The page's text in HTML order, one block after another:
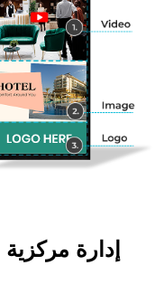
إدارة مركزية